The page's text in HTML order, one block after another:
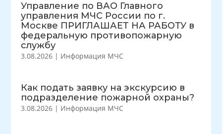
Управление по ВАО Главного
управления МЧС России по г.
Москве ПРИГЛАШАЕТ НА РАБОТУ в
федеральную противопожарную
службу
3.08.2026 | Информация МЧС
Как подать заявку на экскурсию в
подразделение пожарной охраны?
3.08.2026 | Информация МЧС